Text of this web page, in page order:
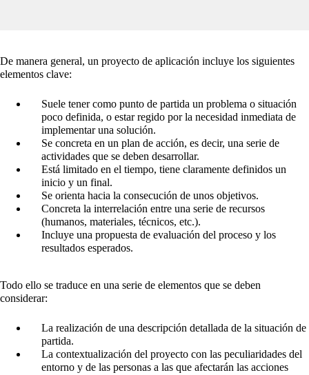
De manera general, un proyecto de aplicación incluye los siguientes
elementos clave:
Suele tener como punto de partida un problema o situación
poco definida, o estar regido por la necesidad inmediata de
implementar una solución.
Se concreta en un plan de acción, es decir, una serie de
actividades que se deben desarrollar.
Está limitado en el tiempo, tiene claramente definidos un
inicio y un final.
Se orienta hacia la consecución de unos objetivos.
Concreta la interrelación entre una serie de recursos
(humanos, materiales, técnicos, etc.).
Incluye una propuesta de evaluación del proceso y los
resultados esperados.
Todo ello se traduce en una serie de elementos que se deben
considerar:
La realización de una descripción detallada de la situación de
partida.
La contextualización del proyecto con las peculiaridades del
entorno y de las personas a las que afectarán las acciones